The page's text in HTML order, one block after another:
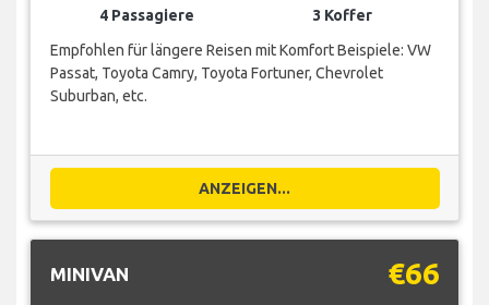
4 Passagiere
3 Koffer
Empfohlen für längere Reisen mit Komfort Beispiele: VW
Passat, Toyota Camry, Toyota Fortuner, Chevrolet
Suburban, etc.
ANZEIGEN...
MINIVAN €66